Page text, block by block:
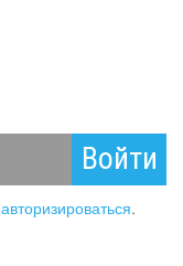
Войти
авторизироваться.